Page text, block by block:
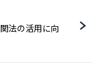
法の活用に向